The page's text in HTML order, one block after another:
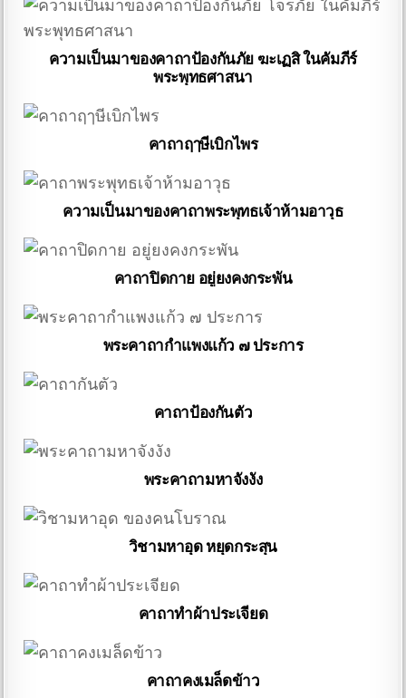
ความเป็นมาของคาถาป้องกันภัย ฆะเฏสิ ในคัมภีร์
พระพุทธศาสนา
คาถาฤๅษีเบิกไพร
ความเป็นมาของคาถาพระพุทธเจ้าห้ามอาวุธ
คาถาปิดกาย อยู่ยงคงกระพัน
พระคาถากำแพงแก้ว ๗ ประการ
คาถาป้องกันตัว
พระคาถามหาจังงัง
วิชามหาอุด หยุดกระสุน
คาถาทำผ้าประเจียด
คาถาคงเมล็ดข้าว